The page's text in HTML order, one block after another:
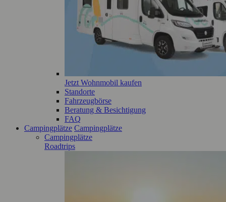
Jetzt Wohnmobil kaufen
Standorte
Fahrzeugbörse
Beratung & Besichtigung
FAQ
Campingplätze Campingplätze
Campingplätze
Roadtrips